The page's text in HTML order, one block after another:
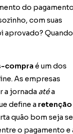
do
com suas
aprovado? Quando
compra é um dos
As empresas
a jornada atéa
define a retenção
quão bom seja
o pagamento e